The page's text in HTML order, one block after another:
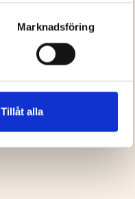
Marknadsföring
Tillåt alla